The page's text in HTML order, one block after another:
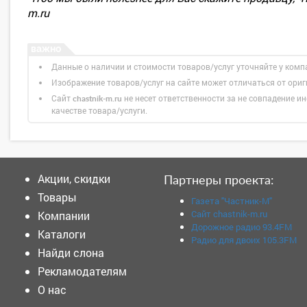
m.ru
Данные о наличии и стоимости товаров/услуг уточняйте у
Изображение товаров/услуг на сайте может отличаться от
Сайт chastnik-m.ru не несет ответственности за не совпадение
качестве товара/услуги.
Акции, скидки
Товары
Компании
Каталоги
Найди слона
Рекламодателям
О нас
Партнеры проекта:
Газета "Частник-М"
Сайт chastnik-m.ru
Дорожное радио 93.4FM
Радио для двоих 105.3FM